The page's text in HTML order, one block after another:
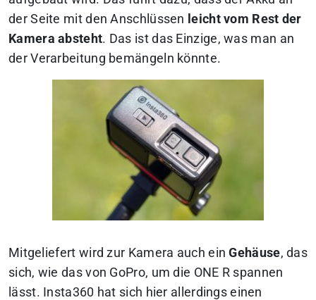
der Seite mit den Anschlüssen leicht vom Rest der
Kamera absteht. Das ist das Einzige, was man an
der Verarbeitung bemängeln könnte.
Mitgeliefert wird zur Kamera auch einGehäuse, das
sich, wie das von GoPro, um die ONE R spannen
lässt. Insta360 hat sich hier allerdings einen